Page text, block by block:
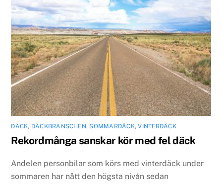
DÄCK, DÄCKBRANSCHEN, SOMMARDÄCK,VINTERDÄCK
Rekordmånga sanskar kör med fel däck
Andelen personbilar som körs med vinterdäck under
sommaren har nått den högsta nivån sedan